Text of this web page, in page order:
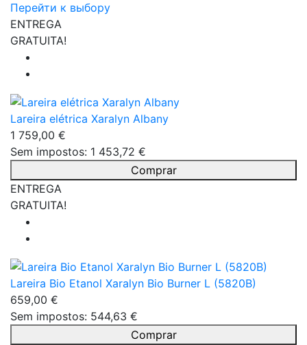
Перейти к выбору
ENTREGA
GRATUITA!
Lareira elétrica Xaralyn Albany
1 759,00 €
Sem impostos: 1 453,72 €
Comprar
ENTREGA
GRATUITA!
Lareira Bio Etanol Xaralyn Bio Burner L (5820B)
659,00 €
Sem impostos: 544,63 €
Comprar